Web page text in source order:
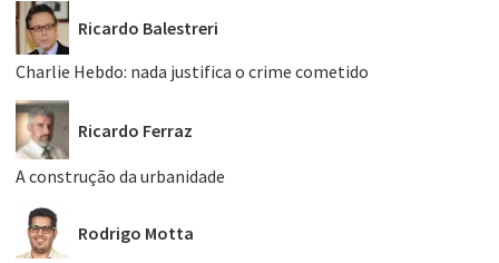
Ricardo Balestreri
Charlie Hebdo: nada justifica o crime cometido
Ricardo Ferraz
A construção da urbanidade
Rodrigo Motta